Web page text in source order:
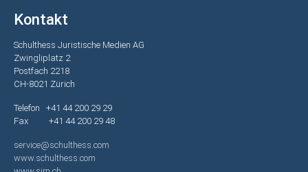
Kontakt
Schulthess Juristische Medien AG
Zwingliplatz 2
Postfach 2218
CH-8021 Zürich
Telefon +41 44 200 29 29
Fax +41 44 200 29 48
service@schulthess.com
www.schulthess.com